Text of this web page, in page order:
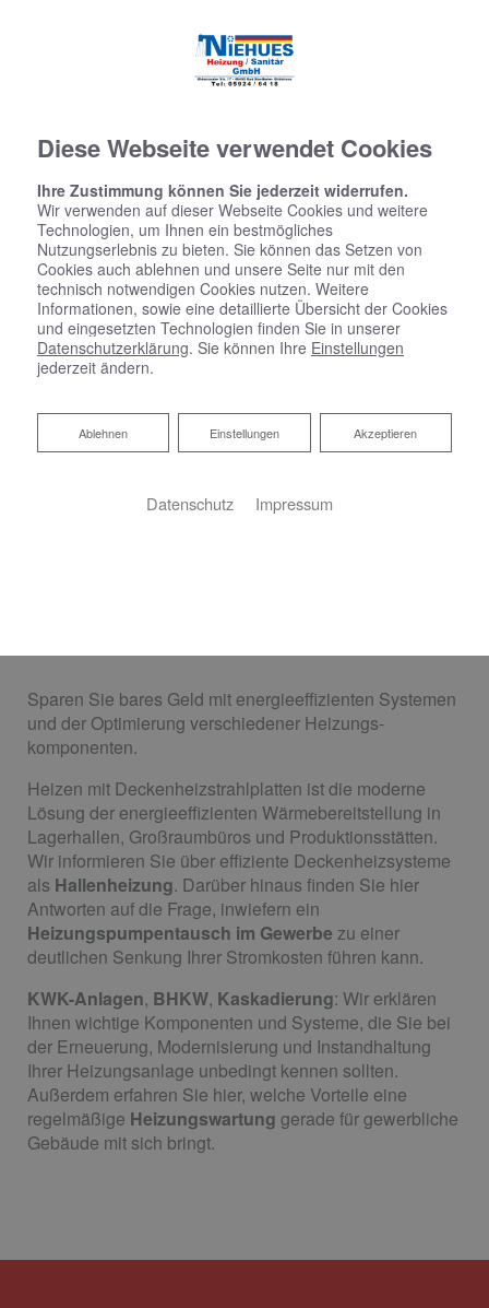
Sparen Sie bares Geld mit energieeffizienten Systemen
und der Optimierung verschiedener Heizungs­
komponenten.
Heizen mit Deckenheizstrahlplatten ist die moderne
Lösung der energieeffizienten Wärmebereitstellung in
Lagerhallen, Großraumbüros und Produktionsstätten.
Wir informieren Sie über effiziente Deckenheizsysteme
als Hallenheizung. Darüber hinaus finden Sie hier
Antworten auf die Frage, inwiefern ein
Heizungspumpentausch im Gewerbe zu einer
deutlichen Senkung Ihrer Stromkosten führen kann.
KWK-Anlagen, BHKW, Kaskadierung: Wir erklären
Ihnen wichtige Komponenten und Systeme, die Sie bei
der Erneuerung, Modernisierung und Instandhaltung
Ihrer Heizungsanlage unbedingt kennen sollten.
Außerdem erfahren Sie hier, welche Vorteile eine
regelmäßige Heizungswartung gerade für gewerbliche
Gebäude mit sich bringt.
Diese Webseite verwendet Cookies
Ihre Zustimmung können Sie jederzeit widerrufen.
Wir verwenden auf dieser Webseite Cookies und weitere
Technologien, um Ihnen ein bestmögliches
Nutzungserlebnis zu bieten. Sie können das Setzen von
Cookies auch ablehnen und unsere Seite nur mit den
technisch notwendigen Cookies nutzen. Weitere
Informationen, sowie eine detaillierte Übersicht der Cookies
und eingesetzten Technologien finden Sie in unserer
Datenschutzerklärung. Sie können Ihre Einstellungen
jederzeit ändern.
Akzeptieren
Einstellungen
Ablehnen
Ablehnen
Datenschutz Impressum